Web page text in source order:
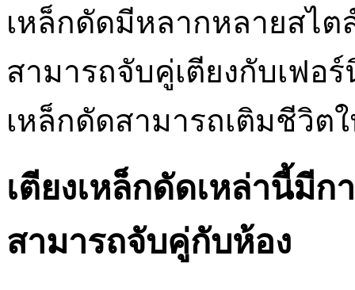
เหล็กดัดมีหลากหลายสไต
สามารถจับคู่เตียงกับเฟอ
เหล็กดัดสามารถเติมชีวิ
เตียงเหล็กดัดเหล่านี้มีก
สามารถจับคู่กับห้อง